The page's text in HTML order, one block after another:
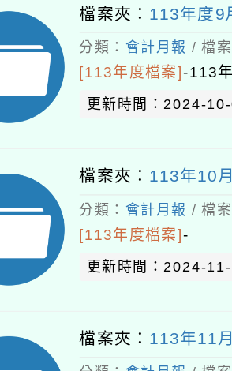
檔案夾： 113年度9
分類： 會計月報 / 檔
[113年度檔案]-113
更新時間：2024-
檔案夾： 113年10
分類： 會計月報 / 檔
[113年度檔案]-
更新時間：2024-
檔案夾： 113年11